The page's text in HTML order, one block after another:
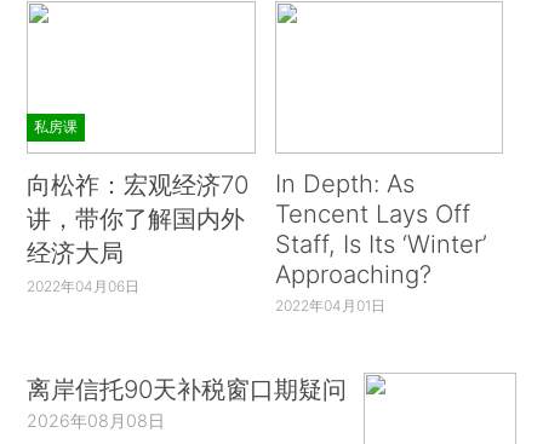
私房课
向松祚：宏观经济70
讲，带你了解国内外
经济大局
2022年04月06日
In Depth: As
Tencent Lays Off
Staff, Is Its ‘Winter’
Approaching?
2022年04月01日
离岸信托90天补税窗口期疑问
2026年08月08日